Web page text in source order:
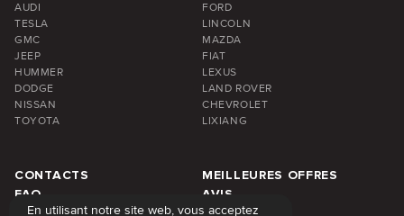
AUDI
FORD
TESLA
LINCOLN
GMC
MAZDA
JEEP
FIAT
HUMMER
LEXUS
DODGE
LAND ROVER
NISSAN
CHEVROLET
TOYOTA
LIXIANG
CONTACTS
MEILLEURES OFFRES
FAQ
AVIS
À PROPOS DE NOUS
BLOG
En utilisant notre site web, vous acceptez